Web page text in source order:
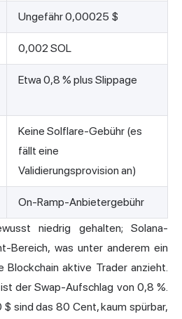
Ungefähr 0,00025 $
0,002 SOL
Etwa 0,8 % plus Slippage
Keine Solflare-Gebühr (es
fällt eine
Validierungsprovision an)
On-Ramp-Anbietergebühr
niedrig gehalten; Solana-
Bereich, was unter anderem ein
Blockchain aktive Trader anzieht.
der Swap-Aufschlag von 0,8 %.
sind das 80 Cent, kaum spürbar,